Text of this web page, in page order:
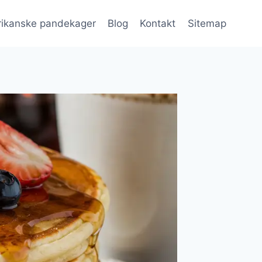
pandekager Blog Kontakt Sitemap